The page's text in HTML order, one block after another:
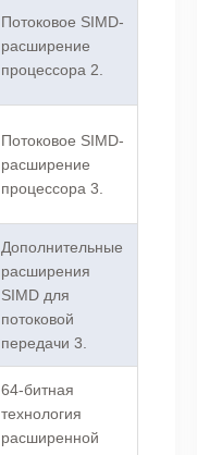
Потоковое SIMD-
расширение
процессора 2.
Потоковое SIMD-
расширение
процессора 3.
Дополнительные
расширения
SIMD для
потоковой
передачи 3.
64-битная
технология
расширенной